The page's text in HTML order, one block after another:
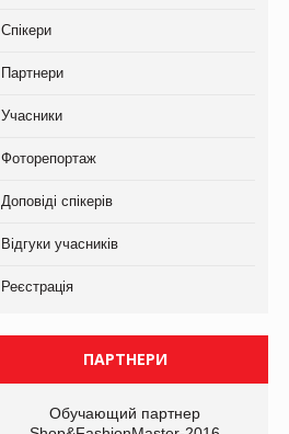
Спікери
Партнери
Учасники
Фоторепортаж
Доповіді спікерів
Відгуки учасників
Реєстрація
ПАРТНЕРИ
Обучающий партнер